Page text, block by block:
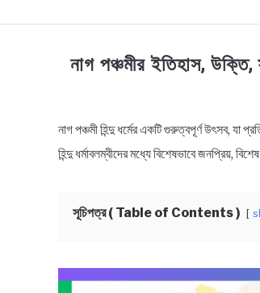
TECHNOLOGY HEALTH &
নাগ পঞ্চমীর ইতিহাস,
in
Bengali
নাগ পঞ্চমী হিন্দু ধর্মের একটি গুরুত্বপূর্ণ উৎসব, যা
হিন্দু ধর্মাবলম্বীদের মধ্যে বিশেষভাবে জনপ্রিয়,
সূচিপত্র ( Table of Contents )